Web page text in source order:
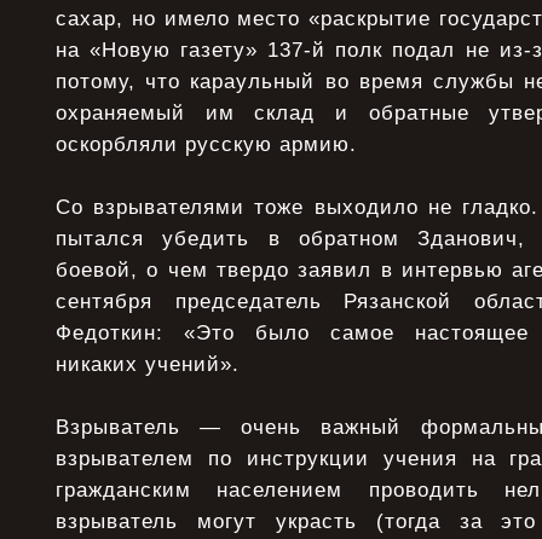
сахар, но имело место «раскрытие
на «Новую газету» 137-й полк подал не из-
потому, что караульный во время службы
охраняемый им склад и обратные
оскорбляли русскую армию.
Со взрывателями тоже выходило не
пытался убедить в обратном
боевой, о чем твердо заявил в интервью
сентября председатель Рязанской
Федоткин: «Это было самое настоящее
никаких учений».
Взрыватель — очень важный
взрывателем по инструкции учения на
гражданским населением проводить
взрыватель могут украсть (тогда за